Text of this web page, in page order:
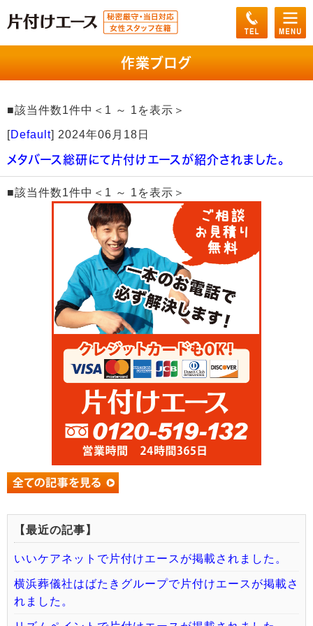
作業ブログ
■該当件数1件中＜1 ～ 1を表示＞
[Default] 2024年06月18日
メタバース総研にて片付けエースが紹介されました。
■該当件数1件中＜1 ～ 1を表示＞
【最近の記事】
いいケアネットで片付けエースが掲載されました。
横浜葬儀社はばたきグループで片付けエースが掲載さ
れました。